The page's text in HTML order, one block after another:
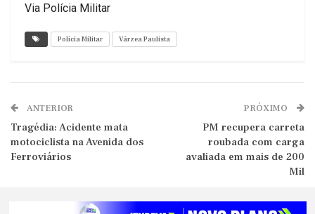
Via Polícia Militar
Polícia Militar Várzea Paulista
ANTERIOR
Tragédia: Acidente mata
motociclista na Avenida dos
Ferroviários
PRÓXIMO
PM recupera carreta
roubada com carga
avaliada em mais de 200
Mil